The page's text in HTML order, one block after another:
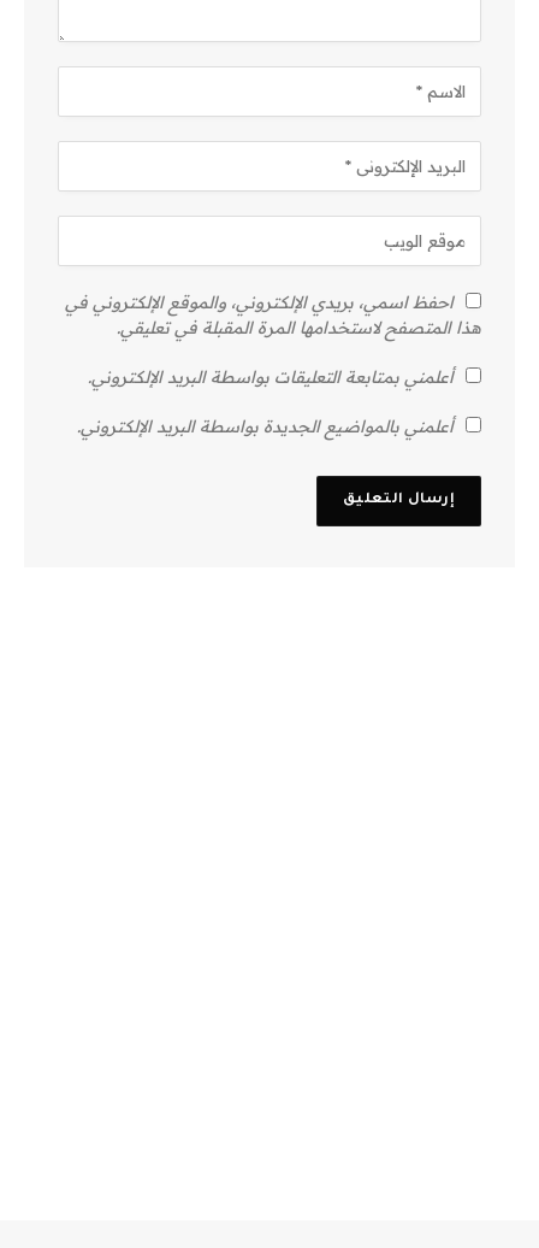
احفظ اسمي، بريدي الإلكتروني، والموقع الإلكتروني في
هذا المتصفح لاستخدامها المرة المقبلة في تعليقي.
أعلمني بمتابعة التعليقات بواسطة البريد الإلكتروني.
أعلمني بالمواضيع الجديدة بواسطة البريد الإلكتروني.